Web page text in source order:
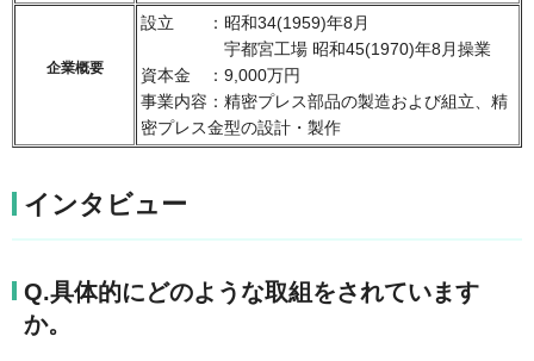
企業概要
設立 ：昭和34(1959)年8月
宇都宮工場 昭和45(1970)年8月操業
資本金 ：9,000万円
事業内容：精密プレス部品の製造および組立、精
密プレス金型の設計・製作
インタビュー
Q.具体的にどのような取組をされています
か。